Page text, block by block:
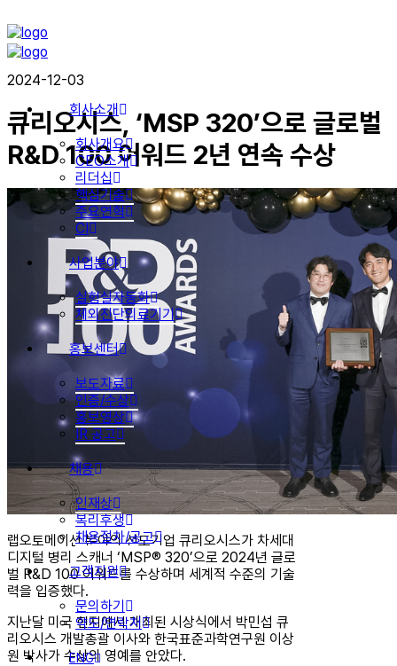
회사소개
회사개요
CEO소개
리더십
핵심기술
주요연혁
CI
사업분야
실험실자동화
체외진단의료기기
홍보센터
보도자료
인증/수상
홍보영상
IR 공고
채용
인재상
복리후생
채용절차/공고
고객지원
문의하기
약도/연락처
ENG
2024-12-03
큐리오시스, ‘MSP 320’으로 글로벌
R&D 100 어워드 2년 연속 수상
랩오토메이션 분야의 선도기업 큐리오시스가 차세대
디지털 병리 스캐너 ‘MSP® 320’으로 2024년 글로
벌 R&D 100 어워드를 수상하며 세계적 수준의 기술
력을 입증했다.
지난달 미국 현지에서 개최된 시상식에서 박민섭 큐
리오시스 개발총괄 이사와 한국표준과학연구원 이상
원 박사가 수상의 영예를 안았다.